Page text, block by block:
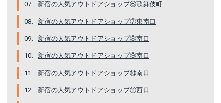
新宿の人気アウトドアショップ⑥歌舞伎町
新宿の人気アウトドアショップ⑦東南口
新宿の人気アウトドアショップ⑧南口
新宿の人気アウトドアショップ⑨南口
新宿の人気アウトドアショップ⑩南口
新宿の人気アウトドアショップ⑪西口